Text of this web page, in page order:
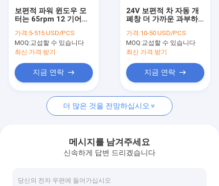
뉴스
인용문을 요구하세요
선 작동기 제어기들
아주 튼튼하 선형 작동기
칼럼 작동기를 높이기
보편적 파워 윈도우 모
터는 65rpm 12 기어
기관을 장비를 답니다
가격:5-515 USD/PCS
MOQ:교섭할 수 있습니다
최신 가격 받기
지금 연락
24V 보편적 차 자동 개
폐창 더 가까운 과부하
가격:10-50 USD/PCS
MOQ:교섭할 수 있습니다
최신 가격 받기
지금 연락
더 많은 것을 전망하십시오
메시지를 남겨주세요
신속하게 답변 드리겠습니다